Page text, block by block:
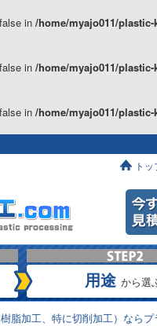
in /home/myajo011/
in /home/myajo011/
in /home/myajo011/
トッ
用途 から選
脂加工、特に切削加工）なら